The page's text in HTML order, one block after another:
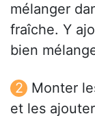
mélanger
fraîche. Y
bien
Monter
et les